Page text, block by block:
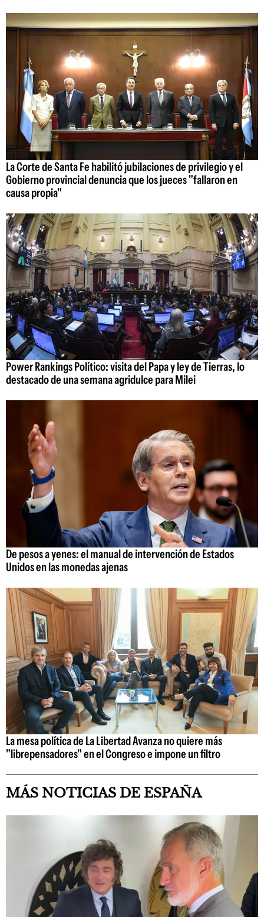
La Corte de Santa Fe habilitó jubilaciones de privilegio y el
Gobierno provincial denuncia que los jueces "fallaron en
causa propia"
Power Rankings Político: visita del Papa y ley de Tierras, lo
destacado de una semana agridulce para Milei
De pesos a yenes: el manual de intervención de Estados
Unidos en las monedas ajenas
La mesa política de La Libertad Avanza no quiere más
"librepensadores" en el Congreso e impone un filtro
MÁS NOTICIAS DE ESPAÑA